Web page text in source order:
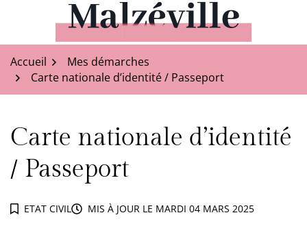
contenu
Malzéville
Accueil
Mes démarches
Carte nationale d’identité / Passeport
Carte nationale d’identité
/ Passeport
ETAT CIVIL MIS À JOUR LE MARDI 04 MARS 2025